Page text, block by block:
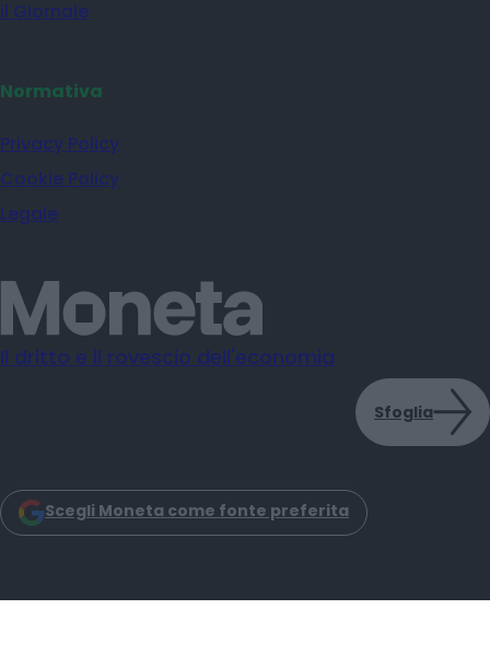
il Giornale
Normativa
Privacy Policy
Cookie Policy
Legale
Il dritto e il rovescio dell'economia
Sfoglia
Scegli Moneta come fonte preferita